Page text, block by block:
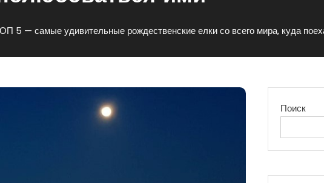
5 — самые удивительные рождественские елки со всего мира, куда
Поиск